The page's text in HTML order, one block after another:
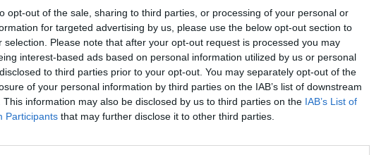
opt-out of the sale, sharing to third parties, or processing of your personal or
for targeted advertising by us, please use the below opt-out section to
selection. Please note that after your opt-out request is processed you may
interest-based ads based on personal information utilized by us or personal
to third parties prior to your opt-out. You may separately opt-out of the
of your personal information by third parties on the IAB’s list of downstream
This information may also be disclosed by us to third parties on the IAB’s List of
Participants that may further disclose it to other third parties.
demi-journée ou une journée à consacrer à
la majorité des visiteurs est 2h30 à 3h.
Ce format
le plus ancien bâtiment de la ville (XIIe siècle). Mais
partout.
seuls peuvent avaler 20 à 30 min de file.
les amateurs d’histoire militaire, comptez 4h et plus
Museum demandent du temps. De plus, le site